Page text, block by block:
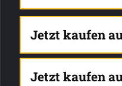
Jetzt kaufen
Jetzt kaufen